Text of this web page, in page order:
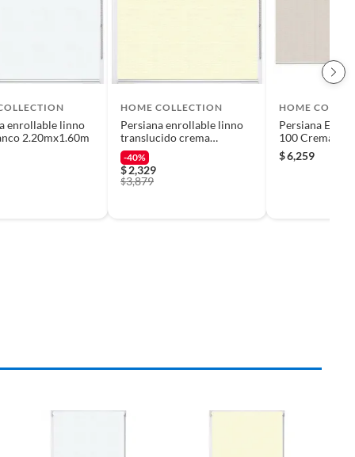
enrollable linno
2.20mx1.60m
HOME COLLECTION
Persiana enrollable linno
translucido crema
2.20mx1.60m
-40%
$2,329
$3,879
HOME
Persiana
100 Crema
$6,259